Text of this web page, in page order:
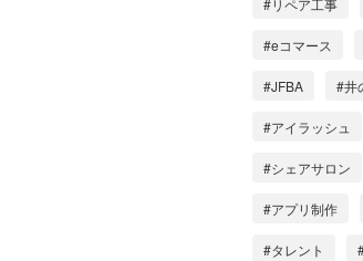
#リペア工事
#eコマース
#JFBA #井
#アイラッシュ
#シェアサロン
#アプリ制作
#タレント